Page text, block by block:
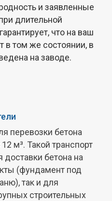
и заявленные
длительной
что на ваш
в том же состоянии, в
на заводе.
перевозки бетона
м³. Такой транспорт
доставки бетона на
(фундамент под
так и для
строительных